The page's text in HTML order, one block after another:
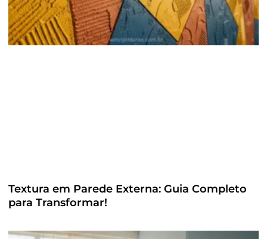
Textura em Parede Externa: Guia Completo
para Transformar!